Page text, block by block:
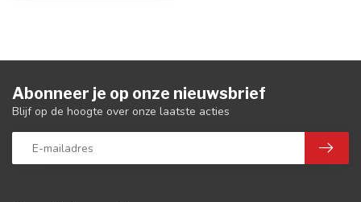
Abonneer je op onze nieuwsbrief
Blijf op de hoogte over onze laatste acties